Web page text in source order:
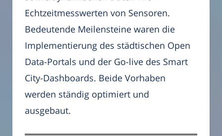
Echtzeitmesswerten von Sensoren.
Bedeutende Meilensteine waren die
Implementierung des städtischen Open
Data-Portals und der Go-live des Smart
City-Dashboards. Beide Vorhaben
werden ständig optimiert und
ausgebaut.